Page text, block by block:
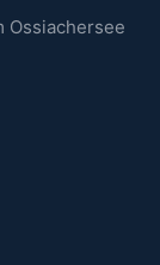
Ossiachersee